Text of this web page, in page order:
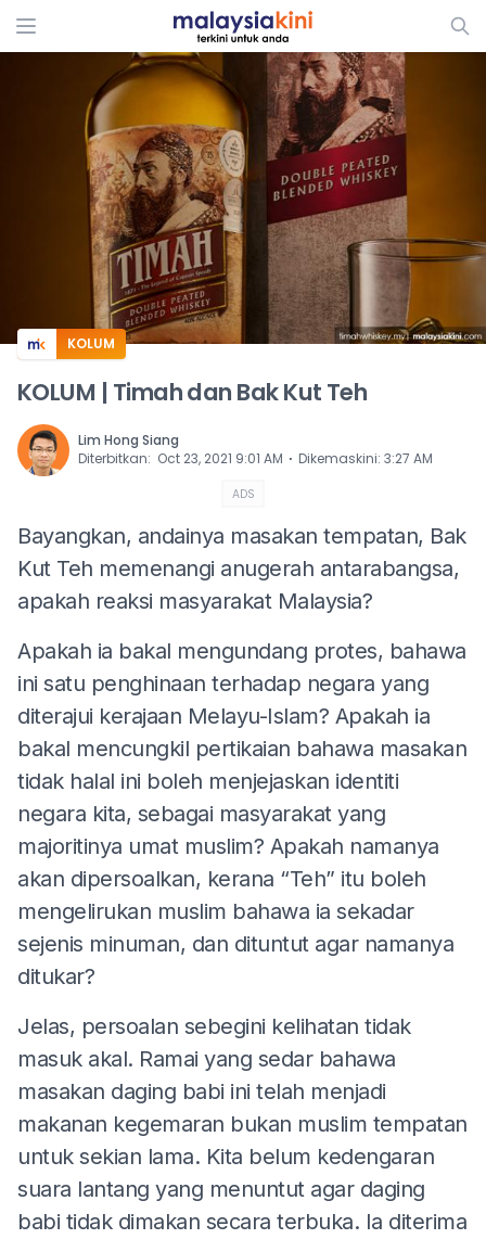
ADS
KOLUM
KOLUM | Timah dan Bak Kut Teh
Lim Hong Siang
Diterbitkan: Oct 23, 2021 9:01 AM ⋅ Dikemaskini: 3:27 AM
ADS
Bayangkan, andainya masakan tempatan, Bak
Kut Teh memenangi anugerah antarabangsa,
apakah reaksi masyarakat Malaysia?
Apakah ia bakal mengundang protes, bahawa
ini satu penghinaan terhadap negara yang
diterajui kerajaan Melayu-Islam? Apakah ia
bakal mencungkil pertikaian bahawa masakan
tidak halal ini boleh menjejaskan identiti
negara kita, sebagai masyarakat yang
majoritinya umat muslim? Apakah namanya
akan dipersoalkan, kerana “Teh” itu boleh
mengelirukan muslim bahawa ia sekadar
sejenis minuman, dan dituntut agar namanya
ditukar?
Jelas, persoalan sebegini kelihatan tidak
masuk akal. Ramai yang sedar bahawa
masakan daging babi ini telah menjadi
makanan kegemaran bukan muslim tempatan
untuk sekian lama. Kita belum kedengaran
suara lantang yang menuntut agar daging
babi tidak dimakan secara terbuka. Ia diterima